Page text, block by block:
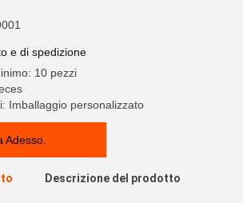
e di spedizione
10 pezzi
Imballaggio personalizzato
Adesso.
Descrizione del prodotto